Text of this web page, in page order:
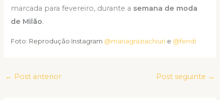
marcada para fevereiro, durante a semana de moda
de Milão.
Foto: Reprodução Instagram @mariagraziachiuri e @fendi
← Post anterior Post seguinte →